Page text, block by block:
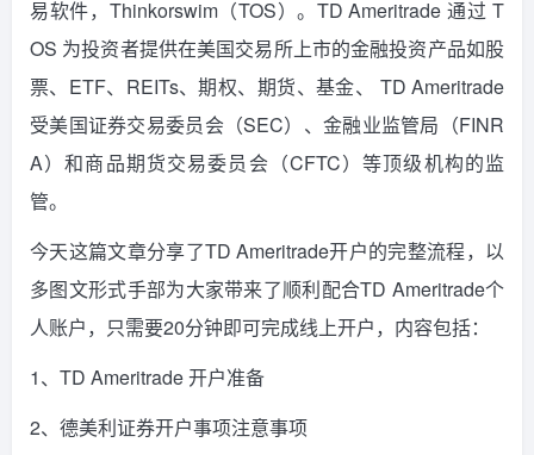
易软件，Thinkorswim（TOS）。TD Ameritrade 通过 T
OS 为投资者提供在美国交易所上市的金融投资产品如股
票、ETF、REITs、期权、期货、基金、 TD Ameritrade
受美国证券交易委员会（SEC）、金融业监管局（FINR
A）和商品期货交易委员会（CFTC）等顶级机构的监
管。
今天这篇文章分享了TD Ameritrade开户的完整流程，以
多图文形式手部为大家带来了顺利配合TD Ameritrade个
人账户，只需要20分钟即可完成线上开户，内容包括：
1、TD Ameritrade 开户准备
2、德美利证券开户事项注意事项